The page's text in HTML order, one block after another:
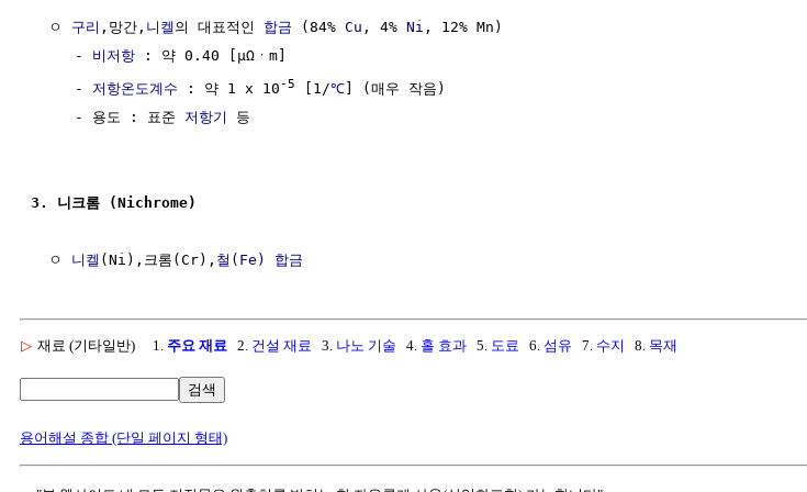
  ㅇ
구리 ,망간, 니켈 의 대표적인 합금 (84% Cu , 4% Ni , 12% Mn)
     -
비저항 : 약 0.40 [μΩㆍm]
     -
저항온도계수 : 약 1 x 10-5 [1/℃ ] (매우 작음)
     - 용도 : 표준
저항기 등
3. 니크롬 (Nichrome)
  ㅇ
니켈 (Ni),크롬(Cr), 철(Fe) 합금
▷ 재료 (기타일반) 1. 주요 재료 2. 건설 재료 3. 나노 기술 4. 홀 효과 5. 도료 6. 섬유 7. 수지 8. 목재
검색
용어해설 종합 (단일 페이지 형태)